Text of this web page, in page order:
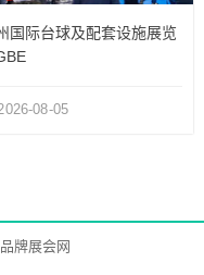
国际台球及配套设施展览
08-05
品牌展会网